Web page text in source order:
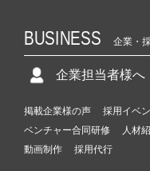
BUSINESS 企業・
企業担当者様へ
掲載企業様の声 採用イベ
ベンチャー合同研修
人材
動画制作
採用代行